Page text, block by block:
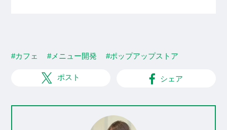
#カフェ #メニュー開発 #ポップアップストア
ポスト シェア